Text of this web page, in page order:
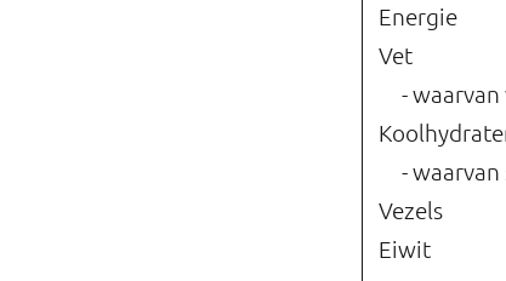
Eetomgevingen
Energie
Vet
-
- waarvan
Vezels
Eiwit